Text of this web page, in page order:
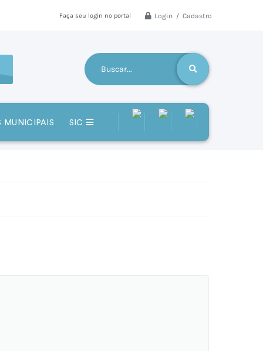
Faça seu login no portal Login / Cadastro
MUNICIPAIS SIC